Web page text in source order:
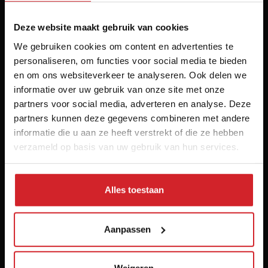
Deze website maakt gebruik van cookies
We gebruiken cookies om content en advertenties te
personaliseren, om functies voor social media te bieden
en om ons websiteverkeer te analyseren. Ook delen we
informatie over uw gebruik van onze site met onze
partners voor social media, adverteren en analyse. Deze
partners kunnen deze gegevens combineren met andere
informatie die u aan ze heeft verstrekt of die ze hebben
verzameld op basis van uw gebruik van hun services.
Alles toestaan
Aanpassen
Het inspiratieplatform voor professionals in food &
hospitality
© 2026 Food Inspiration
Meer informatie
Vacatures
Home
Over ons
Disclaimer